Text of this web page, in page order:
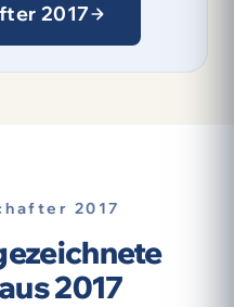
2017
2017
2017